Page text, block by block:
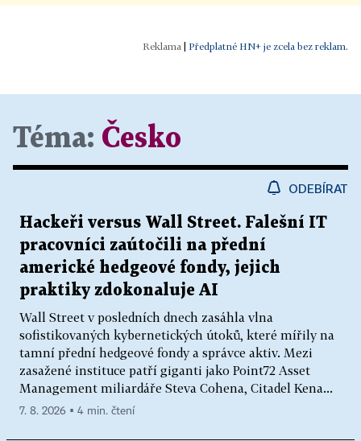
| Předplatné HN+ je zcela bez reklam.
Téma: Česko
ODEBÍRAT
Hackeři versus Wall Street. Falešní IT
pracovníci zaútočili na přední
americké hedgeové fondy, jejich
praktiky zdokonaluje AI
Wall Street v posledních dnech zasáhla vlna
sofistikovaných kybernetických útoků, které mířily na
tamní přední hedgeové fondy a správce aktiv. Mezi
zasažené instituce patří giganti jako Point72 Asset
Management miliardáře Steva Cohena, Citadel Kena...
7. 8. 2026 ▪ 4 min. čtení